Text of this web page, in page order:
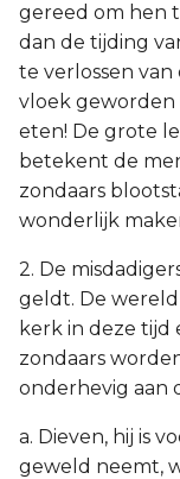
gereed om hen
dan de tijding
te verlossen
vloek geworden
eten! De grote
betekent de
zondaars
wonderlijk
2. De
geldt. De wereld
kerk in deze tijd
zondaars
onderhevig aan
a. Dieven, hij is
geweld neemt,